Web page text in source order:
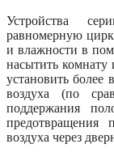
Устройства
равномерную
и влажности в
насытить
установить более
воздуха (по
поддержания
предотвращения
воздуха через